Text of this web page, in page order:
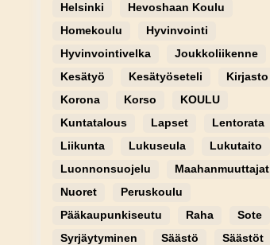
Helsinki
Hevoshaan Koulu
Homekoulu
Hyvinvointi
Hyvinvointivelka
Joukkoliikenne
Kesätyö
Kesätyöseteli
Kirjasto
Korona
Korso
KOULU
Kuntatalous
Lapset
Lentorata
Liikunta
Lukuseula
Lukutaito
Luonnonsuojelu
Maahanmuuttajat
Nuoret
Peruskoulu
Pääkaupunkiseutu
Raha
Sote
Syrjäytyminen
Säästö
Säästöt